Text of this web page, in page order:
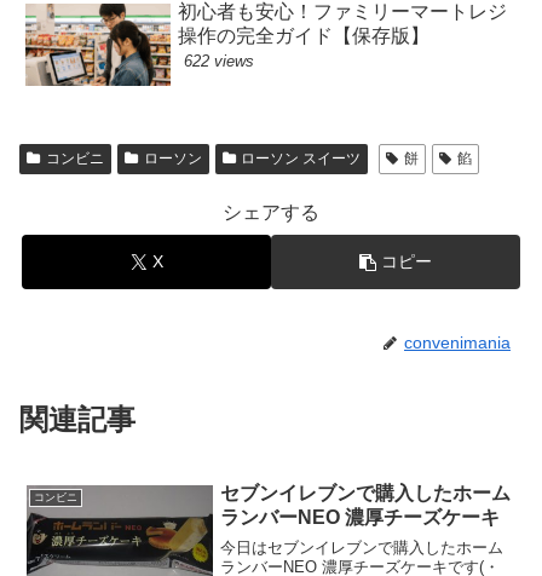
初心者も安心！ファミリーマートレジ
操作の完全ガイド【保存版】
622 views
コンビニ ローソン ローソン スイーツ 餅 餡
シェアする
X コピー
convenimania
関連記事
コンビニ
セブンイレブンで購入したホーム
ランバーNEO 濃厚チーズケーキ
今日はセブンイレブンで購入したホーム
ランバーNEO 濃厚チーズケーキです(・